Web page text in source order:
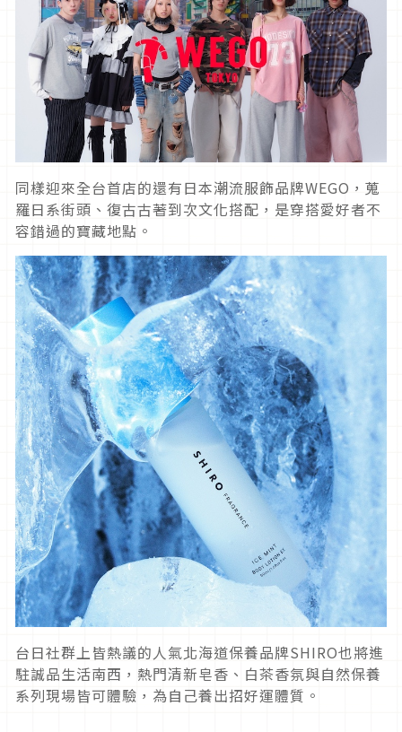
同樣迎來全台首店的還有日本潮流服飾品牌WEGO，蒐
羅日系街頭、復古古著到次文化搭配，是穿搭愛好者不
容錯過的寶藏地點。
台日社群上皆熱議的人氣北海道保養品牌SHIRO也將進
駐誠品生活南西，熱門清新皂香、白茶香氛與自然保養
系列現場皆可體驗，為自己養出招好運體質。